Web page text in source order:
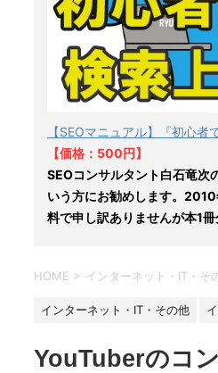
【SEOマニュアル】『初心
【価格：500円】
SEOコンサルタント白石竜次
いう方にお勧めします。
料で申し訳ありませんが本1
HOME > インターネット・IT・そ
インターネット・IT・その他
YouTuberのコ